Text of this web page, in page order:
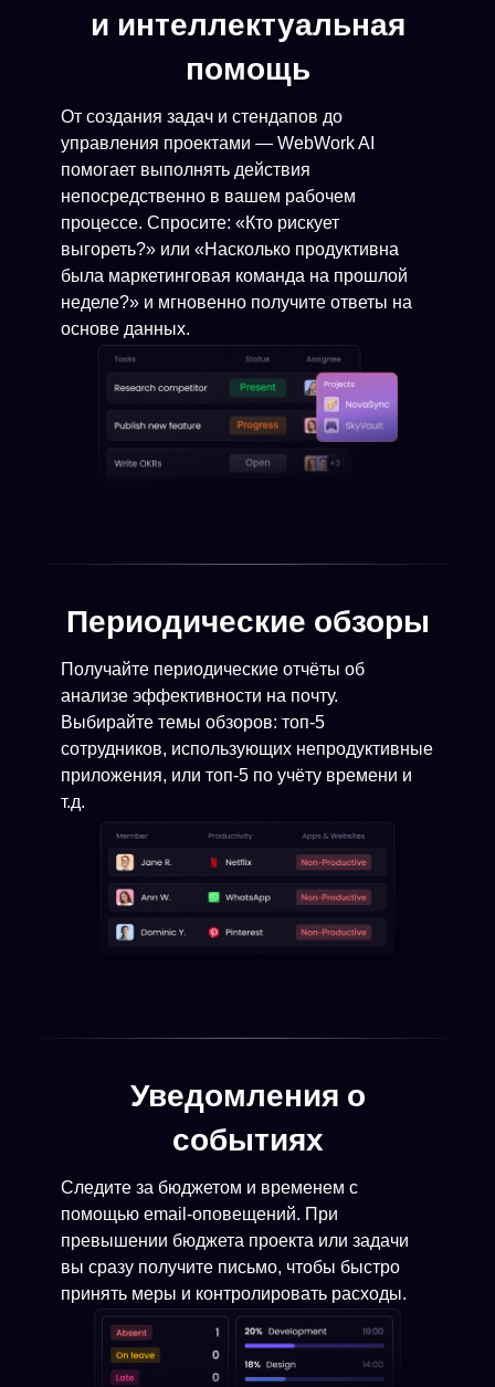
и интеллектуальная
помощь
От создания задач и стендапов до
управления проектами — WebWork AI
помогает выполнять действия
непосредственно в вашем рабочем
процессе. Спросите: «Кто рискует
выгореть?» или «Насколько продуктивна
была маркетинговая команда на прошлой
неделе?» и мгновенно получите ответы на
основе данных.
Периодические обзоры
Получайте периодические отчёты об
анализе эффективности на почту.
Выбирайте темы обзоров: топ-5
сотрудников, использующих непродуктивные
приложения, или топ-5 по учёту времени и
т.д.
Уведомления о
событиях
Следите за бюджетом и временем с
помощью email-оповещений. При
превышении бюджета проекта или задачи
вы сразу получите письмо, чтобы быстро
принять меры и контролировать расходы.